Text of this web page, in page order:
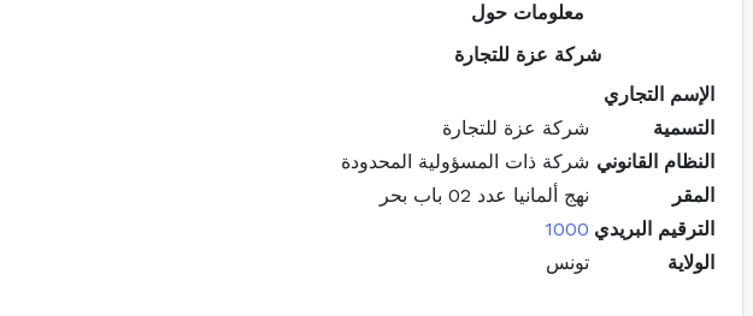
معلومات حول
شركة عزة للتجارة
الإسم التجاري
التسمية
شركة عزة للتجارة
النظام القانوني شركة ذات المسؤولية المحدودة
المقر
نهج ألمانيا عدد 02 باب بحر
الترقيم البريدي 1000
الولاية
تونس